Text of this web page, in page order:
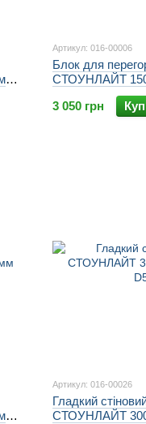
Артикул: 016-00006
Блок для
СТОУНЛАЙТ
3 050 грн
Артикул: 016-00026
Гладкий
СТОУНЛАЙТ